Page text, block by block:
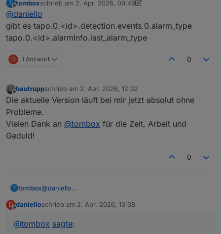
ein true, wenn eine person erkannt ist.
Bewegungsalarm und Personenerkennung.
Aktive/Inaktive ist klar .. aber das bezieht sich ja nur
auf die Funktion.
T
Offline
tomboxschrieb am 2. Apr. 2026, 09:49
zuletzt editiert von tombox4. Feb. 2026, 11:50
@daniello
gibt es tapo.0.<id>.detection.events.0.alarm_type
tapo.0.<id>.alarmInfo.last_alarm_type
D 1 Antwort 0
Offline
bautruppschrieb am 2. Apr. 2026, 12:02
zuletzt editiert von
Die aktuelle Version läuft bei mir jetzt absolut ohne
Probleme.
Vielen Dank an @tombox für die Zeit, Arbeit und
Geduld!
0
T tombox@daniello
tapo.0.<id>.alarmInfo.last_alarm_type
D danielloschrieb am 2. Apr. 2026, 13:08
zuletzt editiert von
@tombox sagte: